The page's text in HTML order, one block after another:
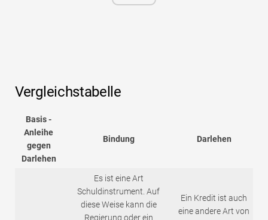
Vergleichstabelle
Basis -
Anleihe
gegen
Darlehen
Bindung Darlehen
Es ist eine Art
Schuldinstrument. Auf
diese Weise kann die
Regierung oder ein
Ein Kredit ist auch
eine andere Art von